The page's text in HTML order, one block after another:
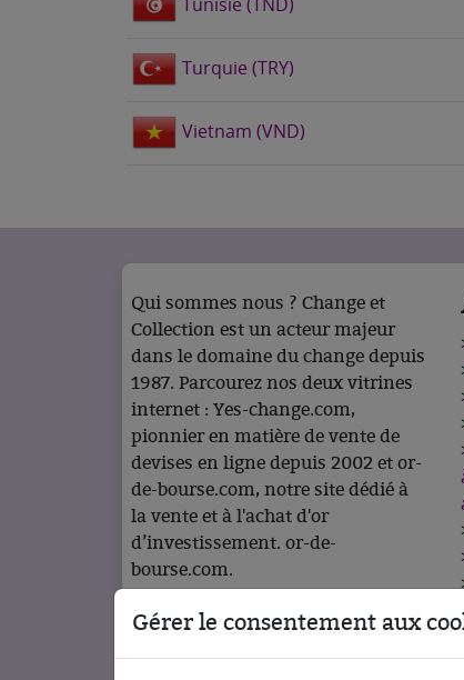
Turquie (TRY)
Vietnam (VND)
Qui sommes nous ? Change et
Collection est un acteur majeur
dans le domaine du change depuis
1987. Parcourez nos deux vitrines
internet : Yes-change.com,
pionnier en matière de vente de
devises en ligne depuis 2002 et or-
de-bourse.com, notre site dédié à
la vente et à l'achat d'or
d’investissement. or-de-
bourse.com.
Gérer le consentement aux